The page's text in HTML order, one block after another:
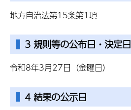
地方自治法第15条第1項
3 規則等の公布日・決定日
令和8年3月27日（金曜日）
4 結果の公示日